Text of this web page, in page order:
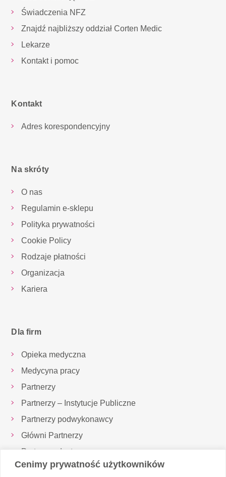
Cenimy prywatność użytkowników
Świadczenia NFZ
Znajdź najbliższy oddział Corten Medic
Lekarze
Kontakt i pomoc
Kontakt
Adres korespondencyjny
Na skróty
O nas
Regulamin e-sklepu
Polityka prywatności
Cookie Policy
Rodzaje płatności
Organizacja
Kariera
Dla firm
Opieka medyczna
Medycyna pracy
Partnerzy
Partnerzy – Instytucje Publiczne
Partnerzy podwykonawcy
Główni Partnerzy
Partnerzy dostawcy
Inspektor Ochrony Danych